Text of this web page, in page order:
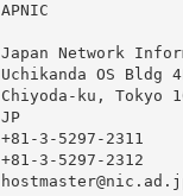
Network
OS Bldg
ku, Tokyo
3-5297-2311
3-5297-2312